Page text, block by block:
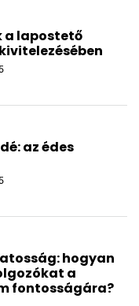
a lapostető
az édes
hogyan
a
fontosságára?